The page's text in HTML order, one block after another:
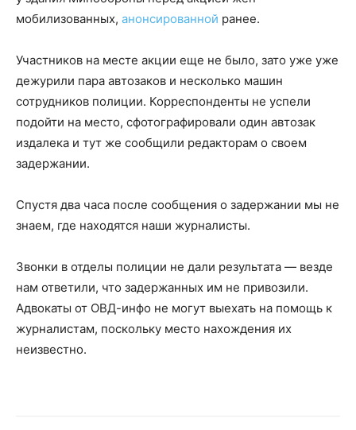
мобилизованных, анонсированной ранее.
Участников на месте акции еще не было, зато уже уже
дежурили пара автозаков и несколько машин
сотрудников полиции. Корреспонденты не успели
подойти на место, сфотографировали один автозак
издалека и тут же сообщили редакторам о своем
задержании.
Спустя два часа после сообщения о задержании мы не
знаем, где находятся наши журналисты.
Звонки в отделы полиции не дали результата — везде
нам ответили, что задержанных им не привозили.
Адвокаты от ОВД-инфо не могут выехать на помощь к
журналистам, поскольку место нахождения их
неизвестно.